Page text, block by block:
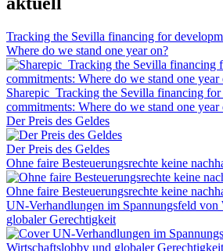
Tracking the Sevilla financing for
Where do we stand one year on?
Sharepic_Tracking the Sevilla financing
commitments: Where do we stand one year
Der Preis des Geldes
Der Preis des Geldes
Ohne faire Besteuerungsrechte keine
Ohne faire Besteuerungsrechte keine
UN-Verhandlungen im Spannungsfeld von
globaler Gerechtigkeit